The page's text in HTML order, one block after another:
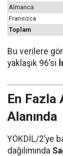
Almanca
Fransızca
Toplam
Bu verilere
yaklaşık 96’sı
En Fazla
Alanında
YÖKDİL/2’ye
dağılımında